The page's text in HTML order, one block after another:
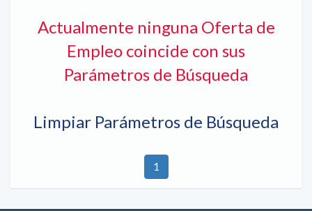
Actualmente ninguna Oferta de
Empleo coincide con sus
Parámetros de Búsqueda
Limpiar Parámetros de Búsqueda
1